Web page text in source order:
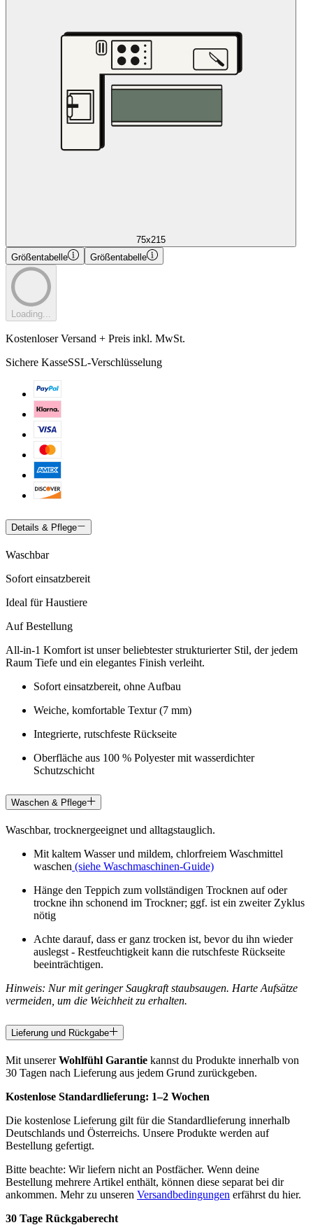
75x215
Größentabelle
Größentabelle
Loading...
Kostenloser Versand + Preis inkl. MwSt.
Sichere KasseSSL-Verschlüsselung
Details & Pflege
Waschbar
Sofort einsatzbereit
Ideal für Haustiere
Auf Bestellung
All-in-1 Komfort ist unser beliebtester strukturierter Stil, der jedem
Raum Tiefe und ein elegantes Finish verleiht.
Sofort einsatzbereit, ohne Aufbau
Weiche, komfortable Textur (7 mm)
Integrierte, rutschfeste Rückseite
Oberfläche aus 100 % Polyester mit wasserdichter
Schutzschicht
Waschen & Pflege
Waschbar, trocknergeeignet und alltagstauglich.
Mit kaltem Wasser und mildem, chlorfreiem Waschmittel
waschen (siehe Waschmaschinen-Guide)
Hänge den Teppich zum vollständigen Trocknen auf oder
trockne ihn schonend im Trockner; ggf. ist ein zweiter Zyklus
nötig
Achte darauf, dass er ganz trocken ist, bevor du ihn wieder
auslegst - Restfeuchtigkeit kann die rutschfeste Rückseite
beeinträchtigen.
Hinweis: Nur mit geringer Saugkraft staubsaugen. Harte Aufsätze
vermeiden, um die Weichheit zu erhalten.
Lieferung und Rückgabe
Mit unsererWohlfühl Garantie kannst du Produkte innerhalb von
30 Tagen nach Lieferung aus jedem Grund zurückgeben.
Kostenlose Standardlieferung: 1–2 Wochen
Die kostenlose Lieferung gilt für die Standardlieferung innerhalb
Deutschlands und Österreichs. Unsere Produkte werden auf
Bestellung gefertigt.
Bitte beachte: Wir liefern nicht an Postfächer. Wenn deine
Bestellung mehrere Artikel enthält, können diese separat bei dir
ankommen. Mehr zu unseren Versandbedingungen erfährst du hier.
30 Tage Rückgaberecht